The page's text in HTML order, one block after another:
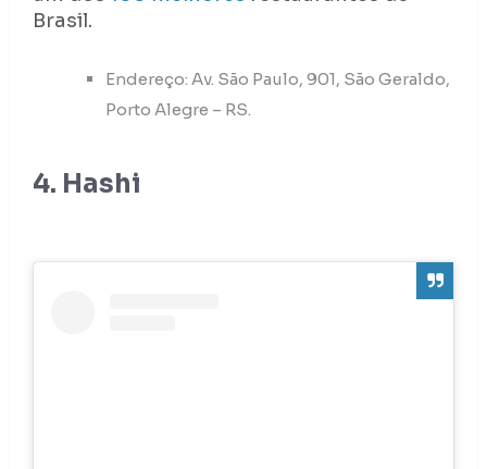
Brasil.
Endereço: Av. São Paulo, 901, São Geraldo,
Porto Alegre – RS.
4. Hashi